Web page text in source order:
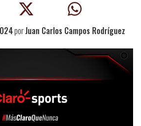
porJuan Carlos Campos Rodríguez